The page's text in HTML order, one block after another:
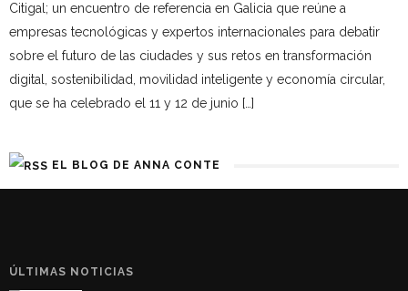
Citigal; un encuentro de referencia en Galicia que reúne a
empresas tecnológicas y expertos internacionales para debatir
sobre el futuro de las ciudades y sus retos en transformación
digital, sostenibilidad, movilidad inteligente y economía circular,
que se ha celebrado el 11 y 12 de junio […]
EL BLOG DE ANNA CONTE
ÚLTIMAS NOTICIAS